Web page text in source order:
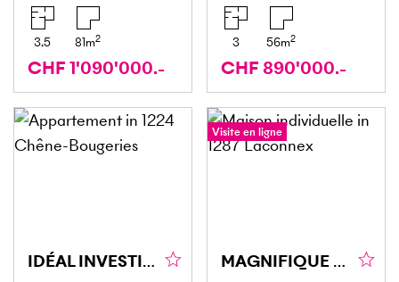
3.5 81m2
CHF 1'090'000.-
3 56m2
CHF 890'000.-
IDÉAL INVESTISSEURS AVEC PISCINE
Visite en ligne
MAGNIFIQUE PROPRIÉTÉ AVEC DÉPENDANCE ET ANNEXE